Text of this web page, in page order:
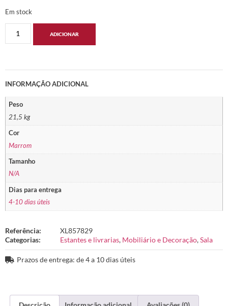
Em stock
ADICIONAR
INFORMAÇÃO ADICIONAL
Peso
21,5 kg
Cor
Marrom
Tamanho
N/A
Dias para entrega
4-10 dias úteis
Referência:
XL857829
Categorias:
Estantes e livrarias, Mobiliário e Decoração,Sala
Prazos de entrega: de 4 a 10 dias úteis